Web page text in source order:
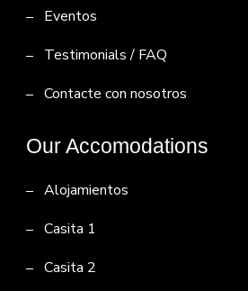
Eventos
Testimonials / FAQ
Contacte con nosotros
Our Accomodations
Alojamientos
Casita 1
Casita 2